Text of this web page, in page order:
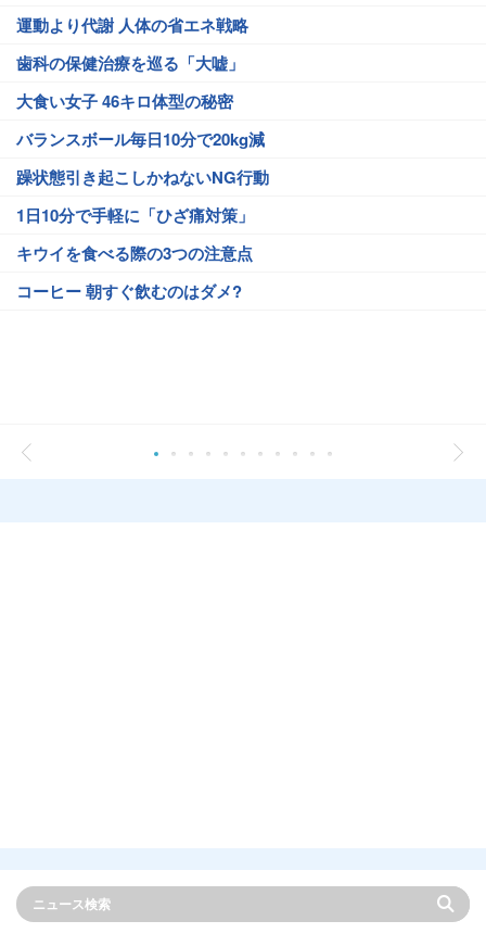
運動より代謝 人体の省エネ戦略
歯科の保健治療を巡る「大嘘」
大食い女子 46キロ体型の秘密
バランスボール毎日10分で20kg減
躁状態引き起こしかねないNG行動
1日10分で手軽に「ひざ痛対策」
キウイを食べる際の3つの注意点
コーヒー 朝すぐ飲むのはダメ?